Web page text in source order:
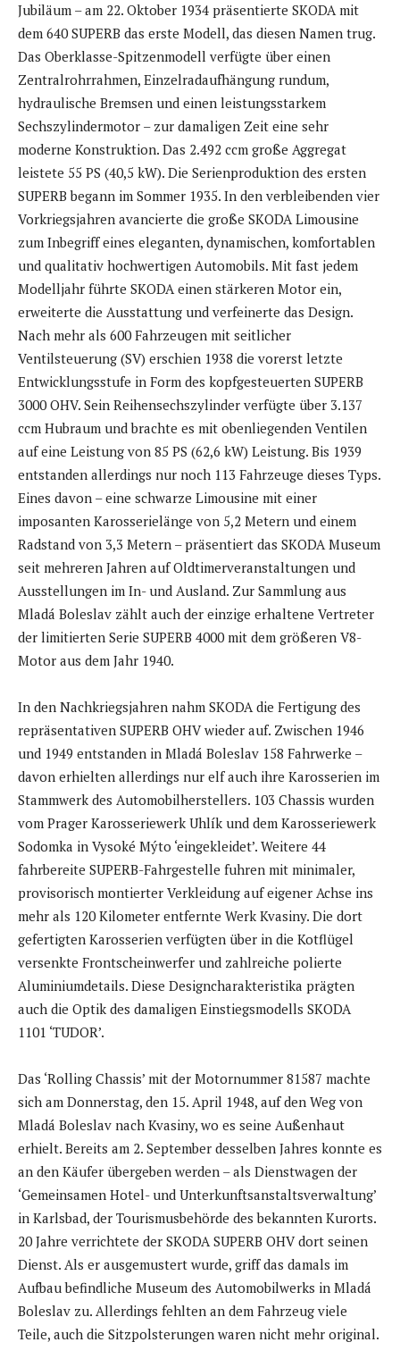
Jubiläum – am 22. Oktober 1934 präsentierte SKODA mit
dem 640 SUPERB das erste Modell, das diesen Namen trug.
Das Oberklasse-Spitzenmodell verfügte über einen
Zentralrohrrahmen, Einzelradaufhängung rundum,
hydraulische Bremsen und einen leistungsstarkem
Sechszylindermotor – zur damaligen Zeit eine sehr
moderne Konstruktion. Das 2.492 ccm große Aggregat
leistete 55 PS (40,5 kW). Die Serienproduktion des ersten
SUPERB begann im Sommer 1935. In den verbleibenden vier
Vorkriegsjahren avancierte die große SKODA Limousine
zum Inbegriff eines eleganten, dynamischen, komfortablen
und qualitativ hochwertigen Automobils. Mit fast jedem
Modelljahr führte SKODA einen stärkeren Motor ein,
erweiterte die Ausstattung und verfeinerte das Design.
Nach mehr als 600 Fahrzeugen mit seitlicher
Ventilsteuerung (SV) erschien 1938 die vorerst letzte
Entwicklungsstufe in Form des kopfgesteuerten SUPERB
3000 OHV. Sein Reihensechszylinder verfügte über 3.137
ccm Hubraum und brachte es mit obenliegenden Ventilen
auf eine Leistung von 85 PS (62,6 kW) Leistung. Bis 1939
entstanden allerdings nur noch 113 Fahrzeuge dieses Typs.
Eines davon – eine schwarze Limousine mit einer
imposanten Karosserielänge von 5,2 Metern und einem
Radstand von 3,3 Metern – präsentiert das SKODA Museum
seit mehreren Jahren auf Oldtimerveranstaltungen und
Ausstellungen im In- und Ausland. Zur Sammlung aus
Mladá Boleslav zählt auch der einzige erhaltene Vertreter
der limitierten Serie SUPERB 4000 mit dem größeren V8-
Motor aus dem Jahr 1940.
In den Nachkriegsjahren nahm SKODA die Fertigung des
repräsentativen SUPERB OHV wieder auf. Zwischen 1946
und 1949 entstanden in Mladá Boleslav 158 Fahrwerke –
davon erhielten allerdings nur elf auch ihre Karosserien im
Stammwerk des Automobilherstellers. 103 Chassis wurden
vom Prager Karosseriewerk Uhlík und dem Karosseriewerk
Sodomka in Vysoké Mýto ‘eingekleidet’. Weitere 44
fahrbereite SUPERB-Fahrgestelle fuhren mit minimaler,
provisorisch montierter Verkleidung auf eigener Achse ins
mehr als 120 Kilometer entfernte Werk Kvasiny. Die dort
gefertigten Karosserien verfügten über in die Kotflügel
versenkte Frontscheinwerfer und zahlreiche polierte
Aluminiumdetails. Diese Designcharakteristika prägten
auch die Optik des damaligen Einstiegsmodells SKODA
1101 ‘TUDOR’.
Das ‘Rolling Chassis’ mit der Motornummer 81587 machte
sich am Donnerstag, den 15. April 1948, auf den Weg von
Mladá Boleslav nach Kvasiny, wo es seine Außenhaut
erhielt. Bereits am 2. September desselben Jahres konnte es
an den Käufer übergeben werden – als Dienstwagen der
‘Gemeinsamen Hotel- und Unterkunftsanstaltsverwaltung’
in Karlsbad, der Tourismusbehörde des bekannten Kurorts.
20 Jahre verrichtete der SKODA SUPERB OHV dort seinen
Dienst. Als er ausgemustert wurde, griff das damals im
Aufbau befindliche Museum des Automobilwerks in Mladá
Boleslav zu. Allerdings fehlten an dem Fahrzeug viele
Teile, auch die Sitzpolsterungen waren nicht mehr original.